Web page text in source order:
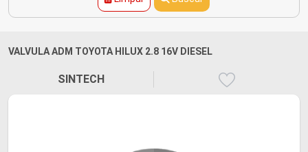
VALVULA ADM TOYOTA HILUX 2.8 16V DIESEL
SINTECH